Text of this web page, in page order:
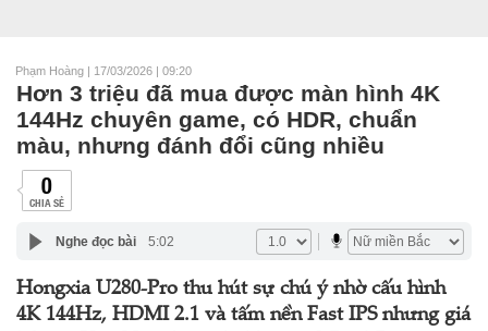
Phạm Hoàng | 17/03/2026 | 09:20
Hơn 3 triệu đã mua được màn hình 4K
144Hz chuyên game, có HDR, chuẩn
màu, nhưng đánh đổi cũng nhiều
0
CHIA SẺ
Nghe đọc bài 5:02
Hongxia U280-Pro thu hút sự chú ý nhờ cấu hình
4K 144Hz, HDMI 2.1 và tấm nền Fast IPS nhưng giá